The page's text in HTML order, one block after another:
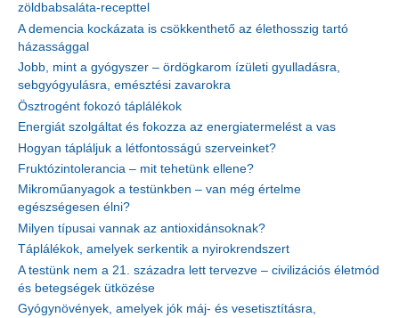
zöldbabsaláta-recepttel
A demencia kockázata is csökkenthető az élethosszig tartó
házassággal
Jobb, mint a gyógyszer – ördögkarom ízületi gyulladásra,
sebgyógyulásra, emésztési zavarokra
Ösztrogént fokozó táplálékok
Energiát szolgáltat és fokozza az energiatermelést a vas
Hogyan tápláljuk a létfontosságú szerveinket?
Fruktózintolerancia – mit tehetünk ellene?
Mikroműanyagok a testünkben – van még értelme
egészségesen élni?
Milyen típusai vannak az antioxidánsoknak?
Táplálékok, amelyek serkentik a nyirokrendszert
A testünk nem a 21. századra lett tervezve – civilizációs életmód
és betegségek ütközése
Gyógynövények, amelyek jók máj- és vesetisztításra,